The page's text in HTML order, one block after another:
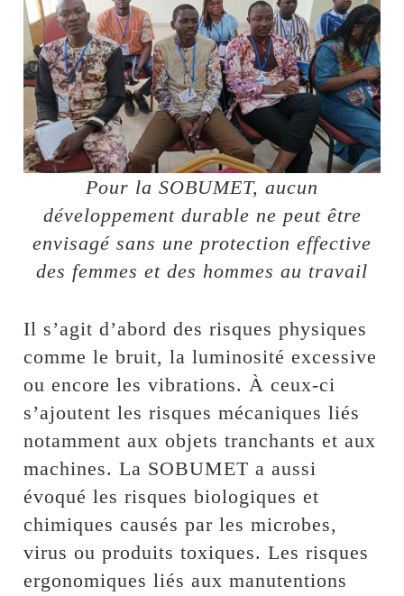
Pour la SOBUMET, aucun
développement durable ne peut être
envisagé sans une protection effective
des femmes et des hommes au travail
Il s’agit d’abord des risques physiques
comme le bruit, la luminosité excessive
ou encore les vibrations. À ceux-ci
s’ajoutent les risques mécaniques liés
notamment aux objets tranchants et aux
machines. La SOBUMET a aussi
évoqué les risques biologiques et
chimiques causés par les microbes,
virus ou produits toxiques. Les risques
ergonomiques liés aux manutentions